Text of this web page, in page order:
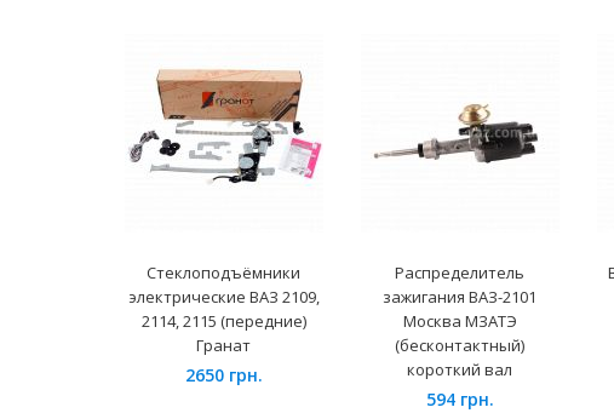
Стеклоподъёмники
электрические ВАЗ 2109,
2114, 2115 (передние)
Гранат
2650 грн.
Распределитель
зажигания ВАЗ-2101
Москва МЗАТЭ
(бесконтактный)
короткий вал
594 грн.